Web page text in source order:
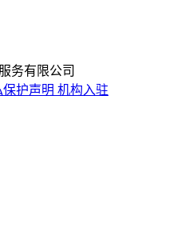
务有限公司
保护声明 机构入驻